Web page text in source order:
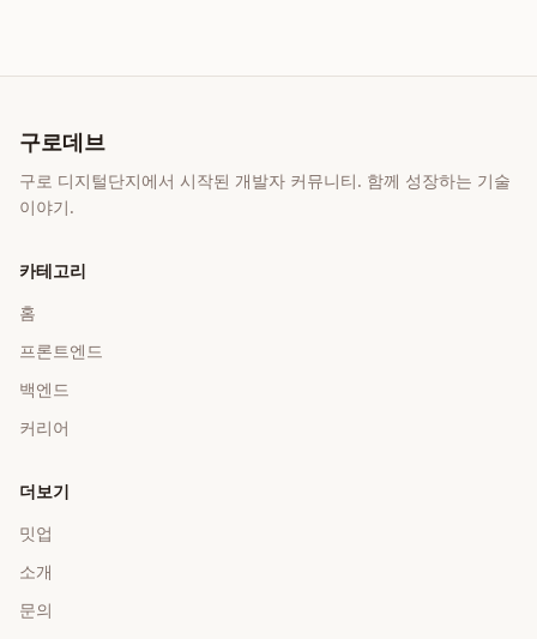
구로데브
구로 디지털단지에서 시작된 개발자 커뮤니티. 함께 성장하는 기술
이야기.
카테고리
홈
프론트엔드
백엔드
커리어
더보기
밋업
소개
문의